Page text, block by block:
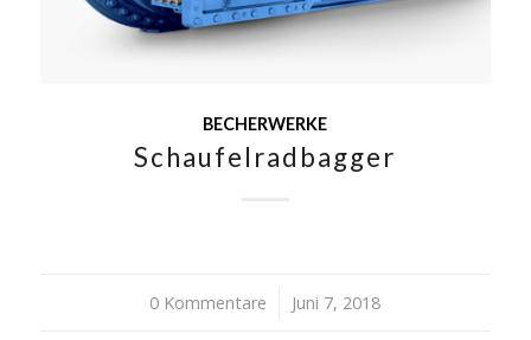
BECHERWERKE
Schaufelradbagger
0 Kommentare
/ Juni 7, 2018